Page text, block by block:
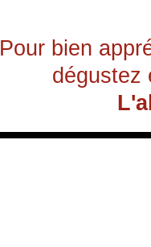
Pour bien
dégustez